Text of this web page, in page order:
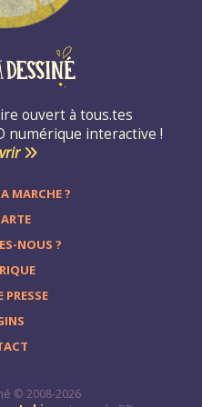
ouvert à tous.tes
numérique interactive !
MARCHE ?
NOUS ?
PRESSE
© 2008-2026